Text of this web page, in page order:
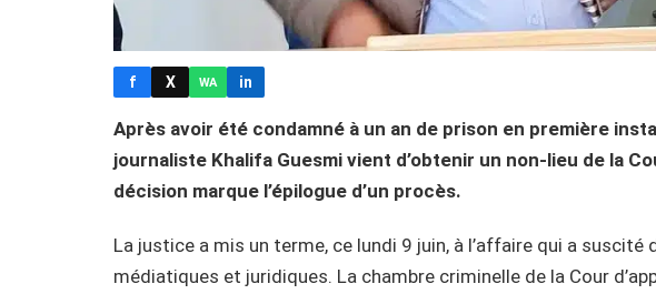
f X WA in
Après avoir été condamné à un an de prison en première
journaliste Khalifa Guesmi vient d’obtenir un non-lieu de la
décision marque l’épilogue d’un procès.
La justice a mis un terme, ce lundi 9 juin, à l’affaire qui a
médiatiques et juridiques. La chambre criminelle de la Cour